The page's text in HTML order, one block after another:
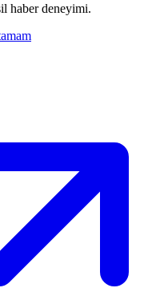
haber deneyimi.